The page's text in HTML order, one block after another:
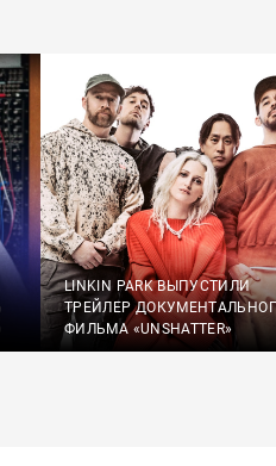
LINKIN PARK ВЫПУСТИЛИ
ТРЕЙЛЕР
ФИЛЬМА «UNSHATTER»